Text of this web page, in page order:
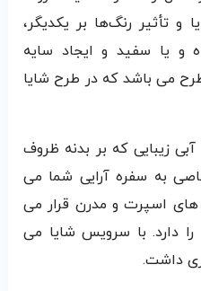
تأثیر رنگ‌ها بر یکدیگر،
و یا سفید و ایجاد سایه
می باشد که در طرح شایا
زیبایی که بر بدنه ظروف
به سفره آرایی شما می
اسپرت و مدرن قرار می
دارد. با سرویس شایا می
داشت.